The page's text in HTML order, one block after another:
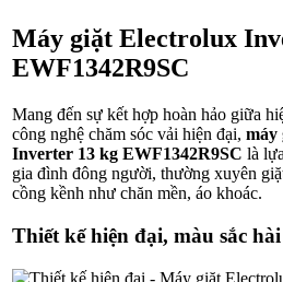
Máy giặt Electrolux
EWF1342R9SC
Mang đến sự kết hợp hoàn hảo giữa
công nghệ chăm sóc vải hiện đại, máy
Inverter 13 kg EWF1342R9SC là
gia đình đông người, thường xuyên
cồng kềnh như chăn mền, áo khoác.
Thiết kế hiện đại, màu sắc